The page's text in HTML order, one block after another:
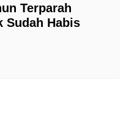
Terparah
Sudah Habis